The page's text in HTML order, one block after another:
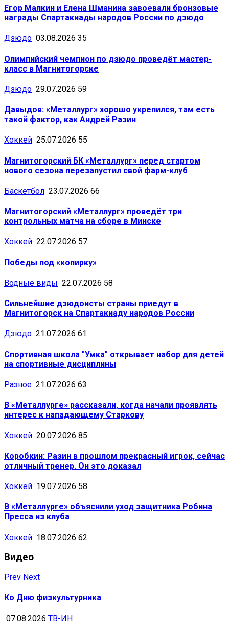
Егор Малкин и Елена Шманина завоевали бронзовые
награды Спартакиады народов России по дзюдо
Дзюдо 03.08.2026 35
Олимпийский чемпион по дзюдо проведёт мастер-
класс в Магнитогорске
Дзюдо 29.07.2026 59
Давыдов: «Металлург» хорошо укрепился, там есть
такой фактор, как Андрей Разин
Хоккей 25.07.2026 55
Магнитогорский БК «Металлург» перед стартом
нового сезона перезапустил свой фарм-клуб
Баскетбол 23.07.2026 66
Магнитогорский «Металлург» проведёт три
контрольных матча на сборе в Минске
Хоккей 22.07.2026 57
Победы под «копирку»
Водные виды 22.07.2026 58
Сильнейшие дзюдоисты страны приедут в
Магнитогорск на Спартакиаду народов России
Дзюдо 21.07.2026 61
Спортивная школа "Умка" открывает набор для детей
на спортивные дисциплины
Разное 21.07.2026 63
В «Металлурге» рассказали, когда начали проявлять
интерес к нападающему Старкову
Хоккей 20.07.2026 85
Коробкин: Разин в прошлом прекрасный игрок, сейчас
отличный тренер. Он это доказал
Хоккей 19.07.2026 58
В «Металлурге» объяснили уход защитника Робина
Пресса из клуба
Хоккей 18.07.2026 62
Видео
Prev Next
Ко Дню физкультурника
07.08.2026 ТВ-ИН